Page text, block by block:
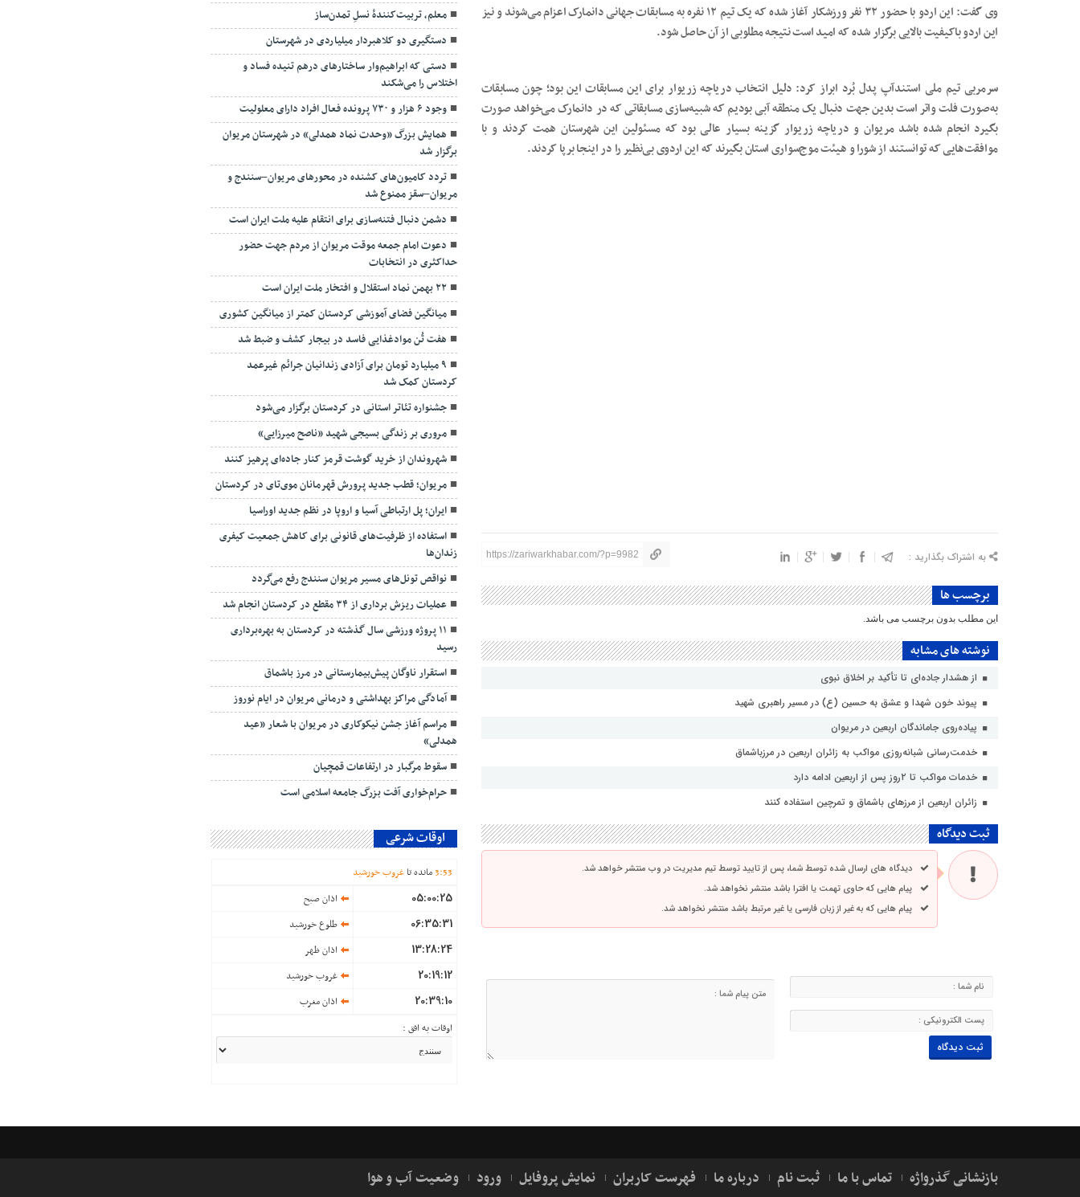
وی گفت: این اردو با حضور ۳۲ نفر ورزشکار آغاز شده که یک تیم ۱۲ نفره به مسابقات جهانی دانمارک اعزام می‌شوند و نیز
این اردو باکیفیت بالایی برگزار شده که امید است نتیجه مطلوبی از آن حاصل شود.
سرمربی تیم ملی استندآپ پدل بُرد ابراز کرد: دلیل انتخاب دریاچه زریوار برای این مسابقات این بود؛ چون مسابقات
به‌صورت فلت واتر است بدین جهت دنبال یک منطقه آبی بودیم که شبیه‌سازی مسابقاتی که در دانمارک می‌خواهد صورت
بگیرد انجام شده باشد مریوان و دریاچه زریوار گزینه بسیار عالی بود که مسئولین این شهرستان همت کردند و با
موافقت‌هایی که توانستند از شورا و هیئت موج‌سواری استان بگیرند که این اردوی بی‌نظیر را در اینجا برپا کردند.
به اشتراک بگذارید : https://zariwarkhabar.com/?p=9982
برچسب ها
این مطلب بدون برچسب می باشد.
نوشته های مشابه
از هشدار جاده‌ای تا تأکید بر اخلاق نبوی
پیوند خون شهدا و عشق به حسین (ع) در مسیر راهبری شهید
پیاده‌روی جاماندگان اربعین در مریوان
خدمت‌رسانی شبانه‌روزی مواکب به زائران اربعین در مرزباشماق
خدمات مواکب تا ۲روز پس از اربعین ادامه دارد
زائران اربعین از مرزهای باشماق و تمرچین استفاده کنند
ثبت دیدگاه
دیدگاه های ارسال شده توسط شما، پس از تایید توسط تیم مدیریت در وب منتشر خواهد شد.
پیام هایی که حاوی تهمت یا افترا باشد منتشر نخواهد شد.
پیام هایی که به غیر از زبان فارسی یا غیر مرتبط باشد منتشر نخواهد شد.
معلم، تربیت‌کنندۀ نسلِ تمدن‌ساز
دستگیری دو کلاهبردار میلیاردی در شهرستان
دستی که ابراهيم‌وار ساختارهای درهم تنيده فساد و
اختلاس را می‌شکند
وجود ۶ هزار و ۷۳۰ پرونده فعال افراد دارای معلولیت
همایش بزرگ «وحدت نماد همدلی» در شهرستان مریوان
برگزار شد
تردد کامیون‌های کشنده در محورهای مریوان–سنندج و
مریوان–سقز ممنوع شد
دشمن دنبال فتنه‌سازی برای انتقام علیه ملت ایران است
دعوت امام جمعه موقت مریوان از مردم جهت حضور
حداکثری در انتخابات
۲۲ بهمن نماد استقلال و افتخار ملت ایران است
میانگین فضای آموزشی کردستان کمتر از میانگین کشوری
هفت تُن موادغذایی فاسد در بیجار کشف و ضبط شد
۹ میلیارد تومان برای آزادی زندانیان جرائم غیرعمد
کردستان کمک شد
جشنواره تئاتر استانی در کردستان برگزار می‌شود
مروری بر زندگی بسیجی شهید «ناصح میرزایی»
شهروندان از خرید گوشت قرمز کنار جاده‌ای پرهیز کنند
مریوان؛ قطب جدید پرورش قهرمانان موی‌تای در کردستان
ایران؛ پل ارتباطی آسیا و اروپا در نظم جدید اوراسیا
استفاده از ظرفیت‌های قانونی برای کاهش جمعیت کیفری
زندان‌ها
نواقص تونل‌های مسیر مریوان سنندج رفع می‌گردد
عملیات ریزش برداری از ۳۴ مقطع در کردستان انجام شد
۱۱ پروژه ورزشی سال گذشته در کردستان به بهره‌برداری
رسید
استقرار ناوگان پیش‌بیمارستانی در مرز باشماق
آمادگی مراکز بهداشتی و درمانی مریوان در ایام نوروز
مراسم آغاز جشن نیکوکاری در مریوان با شعار «عید
همدلی»
سقوط مرگبار در ارتفاعات قمچیان
حرام‌خواری آفت بزرگ جامعه اسلامی است
اوقات شرعی
3:53 مانده تاغروب خورشید
05:00:25 اذان صبح
06:35:31 طلوع خورشید
13:28:24 اذان ظهر
20:19:12 غروب خورشید
20:39:10
اذان مغرب
اوقات به افق :
بازنشانی گذرواژه تماس با ما ثبت نام درباره ما فهرست کاربران نمایش پروفایل ورود وضعیت آب و هوا